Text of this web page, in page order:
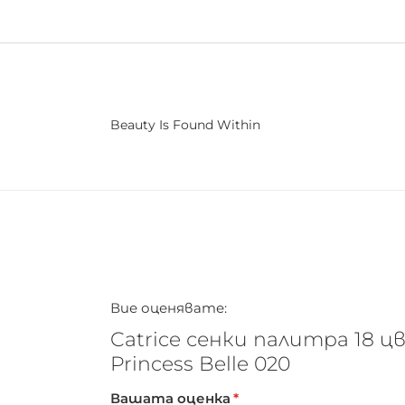
Beauty Is Found Within
Вие оценявате:
Catrice сенки палитра 18
Princess Belle 020
Вашата оценка